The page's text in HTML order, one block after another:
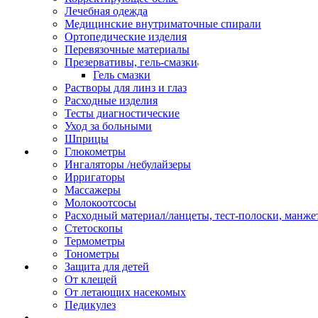
Лечебная одежда
Медицинские внутриматочные спирали
Ортопедические изделия
Перевязочные материалы
Презервативы, гель-смазки
Гель смазки
Растворы для линз и глаз
Расходные изделия
Тесты диагностические
Уход за больными
Шприцы
Глюкометры
Ингаляторы /небулайзеры
Ирригаторы
Массажеры
Молокоотсосы
Расходный материал/ланцеты, тест-полоски,
Стетоскопы
Термометры
Тонометры
Защита для детей
От клещей
От летающих насекомых
Педикулез